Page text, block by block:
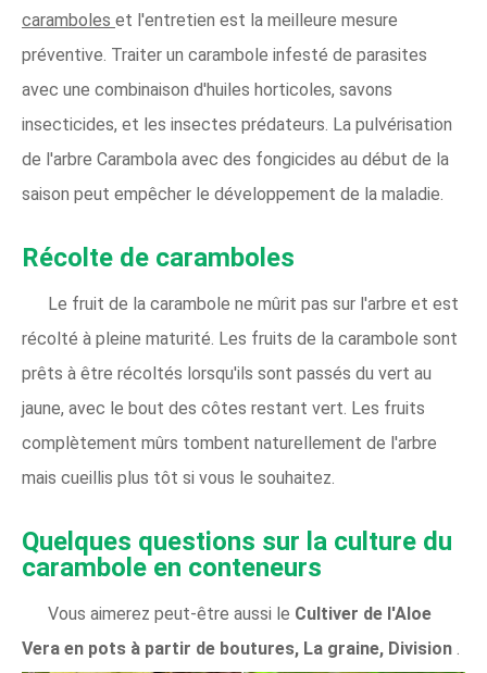
caramboles et l'entretien est la meilleure mesure
préventive. Traiter un carambole infesté de parasites
avec une combinaison d'huiles horticoles, savons
insecticides, et les insectes prédateurs. La pulvérisation
de l'arbre Carambola avec des fongicides au début de la
saison peut empêcher le développement de la maladie.
Récolte de caramboles
Le fruit de la carambole ne mûrit pas sur l'arbre et est
récolté à pleine maturité. Les fruits de la carambole sont
prêts à être récoltés lorsqu'ils sont passés du vert au
jaune, avec le bout des côtes restant vert. Les fruits
complètement mûrs tombent naturellement de l'arbre
mais cueillis plus tôt si vous le souhaitez.
Quelques questions sur la culture du
carambole en conteneurs
Vous aimerez peut-être aussi le Cultiver de l'Aloe
Vera en pots à partir de boutures, La graine, Division .